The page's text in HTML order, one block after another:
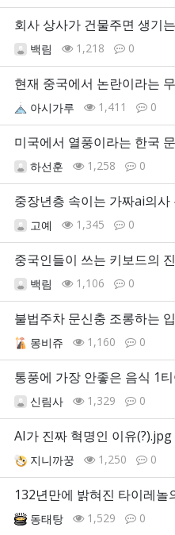
회사 상사가 건물주면 생기
백림 1,218 0
현재 중국에서 논란이라는
아시가루 1,411 0
미국에서 열풍이라는 한국
하선훈 1,258 0
중장년층 속이는 가짜ai의
고예 1,345 0
중국인들이 쓰는 키보드의
백림 1,106 0
불법주차 문신충 조롱하는
몽비쥬 1,160 0
통풍에 가장 안좋은 음식 1
신림사 1,329 0
AI가 진짜 혁명인 이유(?).jpg
지니까꿍 1,250 0
132년만에 밝혀진 타이레놀
동태탕 1,529 0